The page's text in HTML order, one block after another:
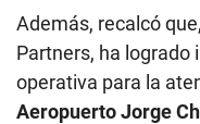
Además, recalcó
Partners, ha logrado
operativa para la
Aeropuerto Jorge